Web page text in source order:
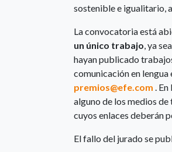
sostenible e igualitario,
La convocatoria está
un único trabajo , ya
hayan publicado
comunicación en
premios@efe.com .
alguno de los medios
cuyos enlaces deberán
El fallo del jurado se